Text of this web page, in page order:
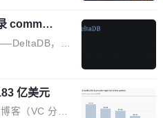
建，单个数据
面就被消除
资源。当 cel
SQLite 数据
一真相...
Fold8 Ultra / Z
中低端机器，
、REDMI No
X300 E这
/ Z Fold8 /
日发布，且全
commit
，一
辑操作的版
阶段。 De
page 最显
com
亿美元
客（VC 分